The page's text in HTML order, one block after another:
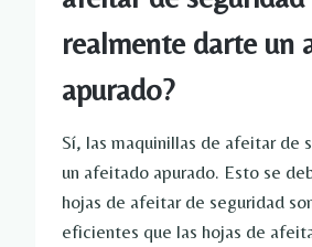
realmente darte un
apurado?
Sí, las maquinillas de afeitar de
un afeitado apurado. Esto se
hojas de afeitar de seguridad
eficientes que las hojas de